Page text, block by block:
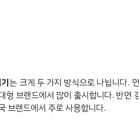
는 크게 두 가지 방식으로 나뉩니다.
형 브랜드에서 많이 출시합니다. 반면
브랜드에서 주로 사용합니다.